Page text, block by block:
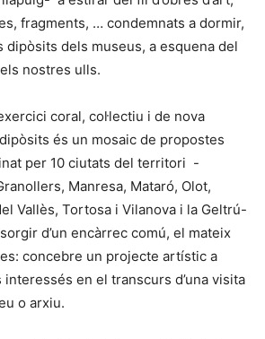
fragments, … condemnats a dormir,
dipòsits dels museus, a esquena del
nostres ulls.
coral, col·lectiu i de nova
és un mosaic de propostes
per 10 ciutats del territori -
Manresa, Mataró, Olot,
Vallès, Tortosa i Vilanova i la Geltrú-
d’un encàrrec comú, el mateix
concebre un projecte artístic a
interessés en el transcurs d’una visita
o arxiu.